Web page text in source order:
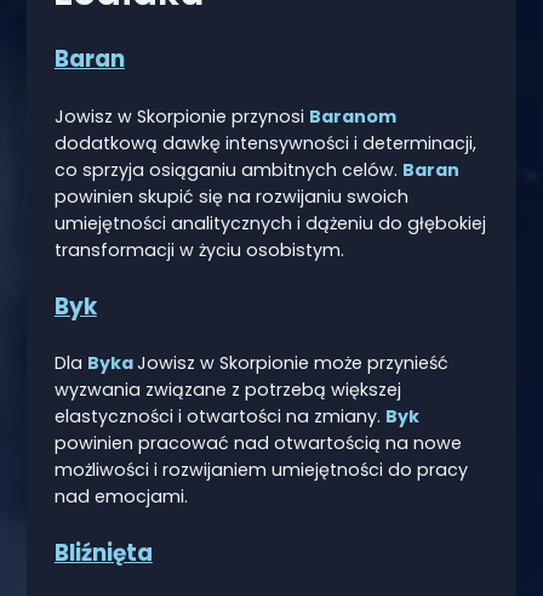
Baran
Jowisz w Skorpionie przynosi Baranom
dodatkową dawkę intensywności i determinacji,
co sprzyja osiąganiu ambitnych celów. Baran
powinien skupić się na rozwijaniu swoich
umiejętności analitycznych i dążeniu do głębokiej
transformacji w życiu osobistym.
Byk
Dla BykaJowisz w Skorpionie może przynieść
wyzwania związane z potrzebą większej
elastyczności i otwartości na zmiany. Byk
powinien pracować nad otwartością na nowe
możliwości i rozwijaniem umiejętności do pracy
nad emocjami.
Bliźnięta